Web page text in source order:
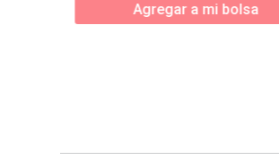
Agregar a mi bolsa